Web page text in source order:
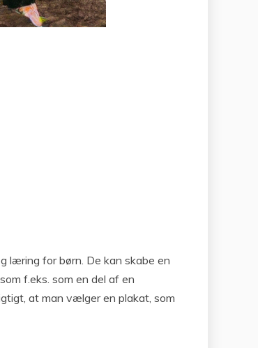
læring for børn. De kan skabe en
f.eks. som en del af en
at man vælger en plakat, som